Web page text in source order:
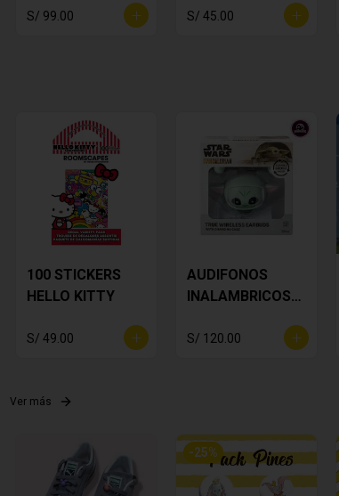
S/ 99.00 S/ 45.00
100 STICKERS
HELLO KITTY
S/ 49.00
AUDIFONOS
INALAMBRICOS
Yoda
S/ 120.00
Ver más
-25%